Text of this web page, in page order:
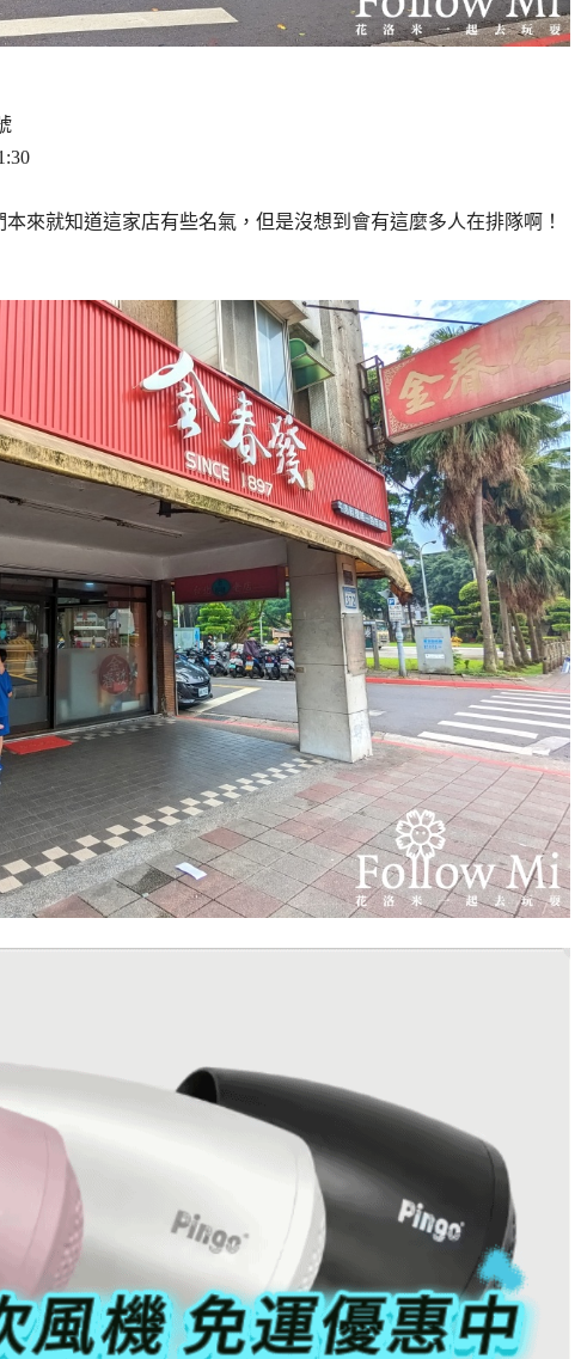
來就知道這家店有些名氣，但是沒想到會有這麼多人在排隊啊！